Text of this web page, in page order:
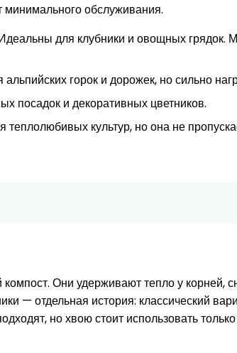
минимального обслуживания.
для клубники и овощных грядок.
горок и дорожек, но сильно
посадок и декоративных цветников.
культур, но она не
Они удерживают тепло у корней,
— отдельная история: классический
но хвою стоит использовать